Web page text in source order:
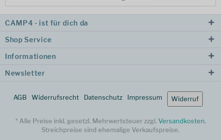
CAMP4 - ist für dich da
Shop Service
Informationen
Newsletter
AGB Widerrufsrecht Datenschutz Impressum Widerruf
* Alle Preise inkl. gesetzl. Mehrwertsteuer zzgl. Versandkosten.
Streichpreise sind ehemalige Verkaufspreise.